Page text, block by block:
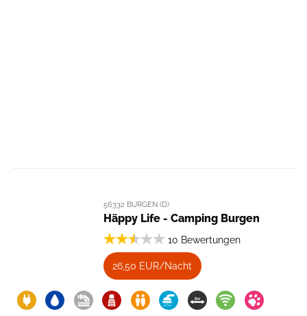
56332 BURGEN (D)
Häppy Life - Camping Burgen
10 Bewertungen
26,50 EUR/Nacht